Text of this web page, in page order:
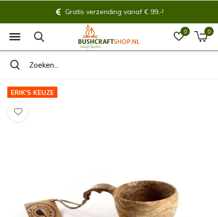
0 0
Gratis verzending vanaf € 99,-!
ERIK'S KEUZE